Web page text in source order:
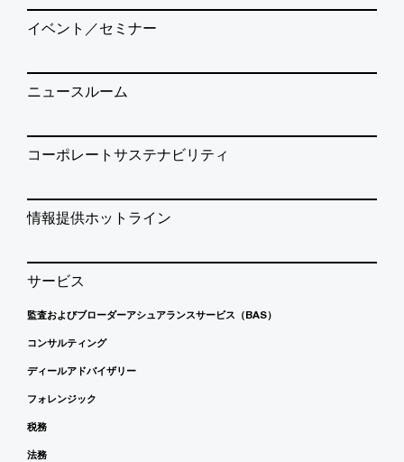
イベント／セミナー
ニュースルーム
コーポレートサステナビリティ
情報提供ホットライン
サービス
監査およびブローダーアシュアランスサービス（BAS）
コンサルティング
ディールアドバイザリー
フォレンジック
税務
法務